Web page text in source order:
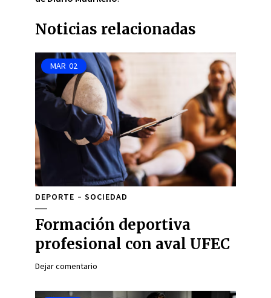
Noticias relacionadas
MAR 02
DEPORTE SOCIEDAD
Formación deportiva
profesional con aval UFEC
Dejar comentario